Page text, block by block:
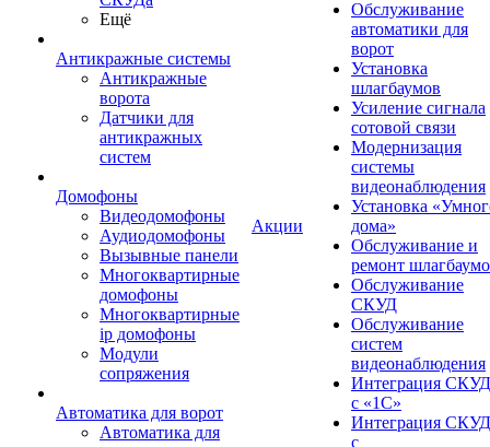
Ещё
Антикражные системы
Антикражные
ворота
Датчики для
антикражных
систем
Домофоны
Видеодомофоны
Аудиодомофоны
Вызывные панели
Многоквартирные
домофоны
Многоквартирные
ip домофоны
Модули
сопряжения
Автоматика для ворот
Автоматика для
Акции
Обслуживание
автоматики для
ворот
Установка
шлагбаумов
Усиление сигнала
сотовой связи
Модернизация
системы
видеонаблюдения
Установка
дома»
Обслуживание и
ремонт
Обслуживание
СКУД
Обслуживание
систем
видеонаблюдения
Интеграция СКУД
с «1С»
Интеграция СКУД
с